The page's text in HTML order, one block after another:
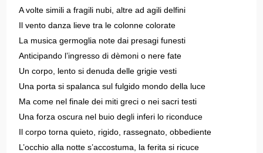
A volte simili a fragili nubi, altre ad agili delfini
Il vento danza lieve tra le colonne colorate
La musica germoglia note dai presagi funesti
Anticipando l’ingresso di dèmoni o nere fate
Un corpo, lento si denuda delle grigie vesti
Una porta si spalanca sul fulgido mondo della luce
Ma come nel finale dei miti greci o nei sacri testi
Una forza oscura nel buio degli inferi lo riconduce
Il corpo torna quieto, rigido, rassegnato, obbediente
L’occhio alla notte s’accostuma, la ferita si ricuce